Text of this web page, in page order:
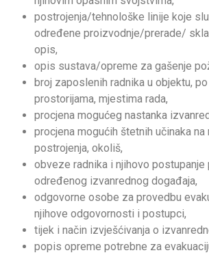
postrojenja/tehnološke linije koje
određene proizvodnje/prerade/
opis,
opis sustava/opreme za gašenje
broj zaposlenih radnika u objektu,
prostorijama, mjestima rada,
procjena mogućeg nastanka
procjena mogućih štetnih učinaka na
postrojenja, okoliš,
obveze radnika i njihovo postupanje
određenog izvanrednog događaja,
odgovorne osobe za provedbu
njihove odgovornosti i postupci,
tijek i način izvješćivanja o
popis opreme potrebne za